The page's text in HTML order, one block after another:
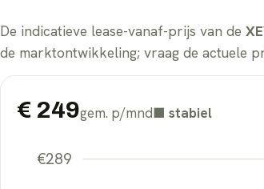
De indicatieve lease-vanaf-prijs van de
de marktontwikkeling; vraag de actuele
€ 249gem. p/mnd■ stabiel
€289